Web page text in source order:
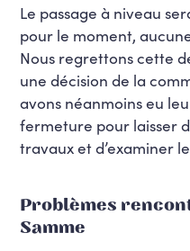
Le passage à niveau
pour le moment,
Nous regrettons cette
une décision de la
avons néanmoins eu
fermeture pour laisser
travaux et d’examiner
Problèmes
Samme